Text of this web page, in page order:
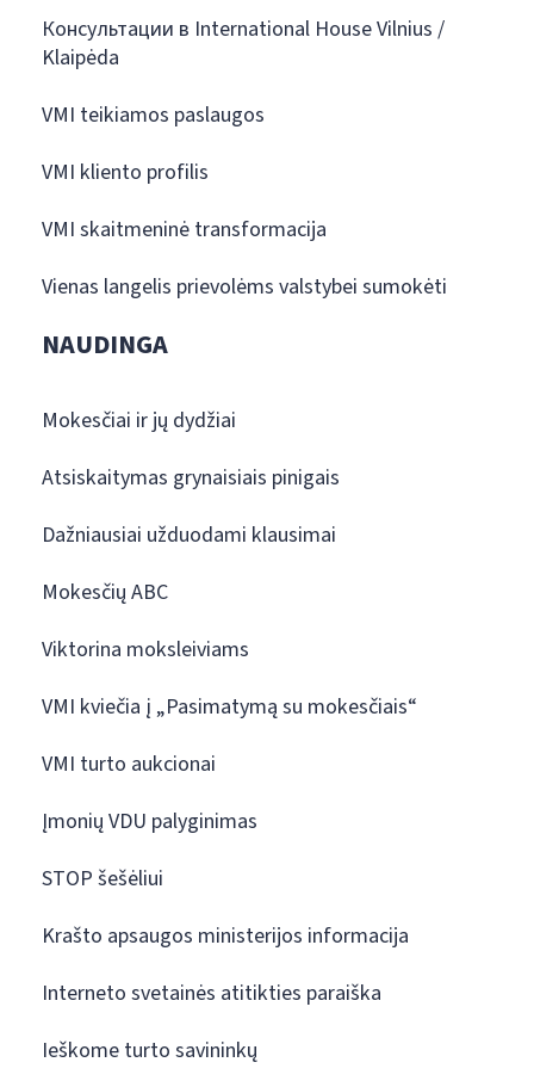
Консультации в International House Vilnius /
Klaipėda
VMI teikiamos paslaugos
VMI kliento profilis
VMI skaitmeninė transformacija
Vienas langelis prievolėms valstybei sumokėti
NAUDINGA
Mokesčiai ir jų dydžiai
Atsiskaitymas grynaisiais pinigais
Dažniausiai užduodami klausimai
Mokesčių ABC
Viktorina moksleiviams
VMI kviečia į „Pasimatymą su mokesčiais“
VMI turto aukcionai
Įmonių VDU palyginimas
STOP šešėliui
Krašto apsaugos ministerijos informacija
Interneto svetainės atitikties paraiška
Ieškome turto savininkų